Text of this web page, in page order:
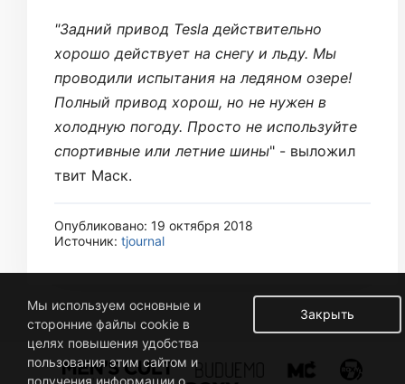
"Задний привод Tesla действительно
хорошо действует на снегу и льду. Мы
проводили испытания на ледяном озере!
Полный привод хорош, но не нужен в
холодную погоду. Просто не используйте
спортивные или летние шины" - выложил
твит Маск.
Опубликовано: 19 октября 2018
Источник: tjournal
Закрыть
Мы используем основные и
сторонние файлы cookie в
целях повышения удобства
пользования этим сайтом и
получения информации о